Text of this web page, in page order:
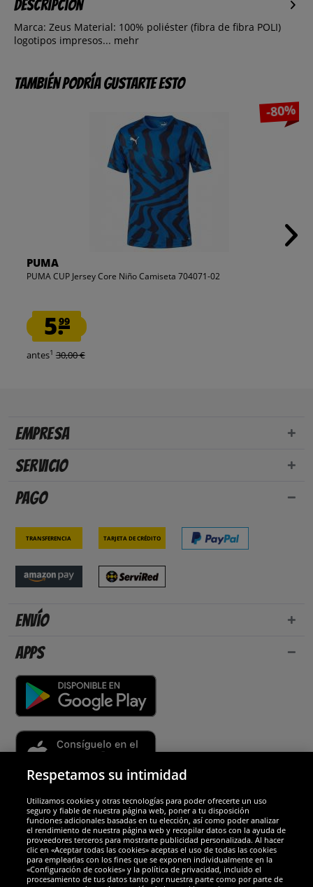
Descripción
Marca: Zeus Material: 100% poliéster (fibra de fibra POLI)
logotipos impresos... mehr
También podría gustarte esto
-80%
PUMA
PUMA CUP Jersey Core Niño Camiseta 704071-02
5.99
antes1 30,00 €
Empresa
Servicio
Pago
Transferencia Tarjeta de crédito
Envío
Apps
Socios y seguridad
Galardones
Respetamos su intimidad
Utilizamos cookies y otras tecnologías para poder ofrecerte un uso
seguro y fiable de nuestra página web, poner a tu disposición
funciones adicionales basadas en tu elección, así como poder analizar
el rendimiento de nuestra página web y recopilar datos con la ayuda de
proveedores terceros para mostrarte publicidad personalizada. Al hacer
clic en «Aceptar todas las cookies» aceptas el uso de todas las cookies
para emplearlas con los fines que se exponen individualmente en la
«Configuración de cookies» y la política de privacidad, incluido el
procesamiento de tus datos tanto por nuestra parte como por parte de